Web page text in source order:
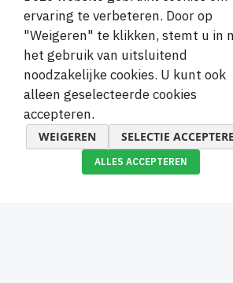
Klantenservice
Veilige en gemakkelijke betalingen
ervaring te verbeteren. Door op
"Weigeren" te klikken, stemt u in
het gebruik van uitsluitend
noodzakelijke cookies. U kunt ook
alleen geselecteerde cookies
accepteren.
WEIGEREN SELECTIE
ALLES ACCEPTEREN